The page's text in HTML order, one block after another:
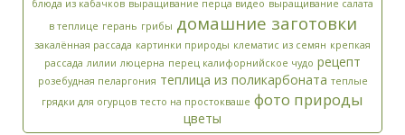
блюда из кабачков выращивание перца видео выращивание салата
в теплице герань грибы домашние заготовки
закалённая рассада картинки природы клематис из семян крепкая
рассада лилии люцерна перец калифорнийское чудо рецепт
розебудная пеларгония теплица из поликарбоната теплые
грядки для огурцов тесто на простокваше фото природы
цветы